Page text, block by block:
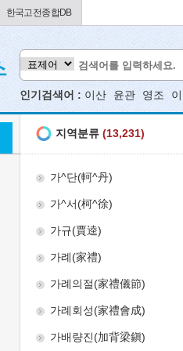
한국고전종합DB
인기검색어 : 이산 윤관 영조